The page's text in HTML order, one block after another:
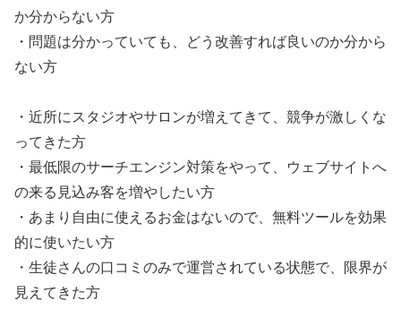
か分からない方
・問題は分かっていても、どう改善すれば良いのか分から
ない方
・近所にスタジオやサロンが増えてきて、競争が激しくな
ってきた方
・最低限のサーチエンジン対策をやって、ウェブサイトへ
の来る見込み客を増やしたい方
・あまり自由に使えるお金はないので、無料ツールを効果
的に使いたい方
・生徒さんの口コミのみで運営されている状態で、限界が
見えてきた方